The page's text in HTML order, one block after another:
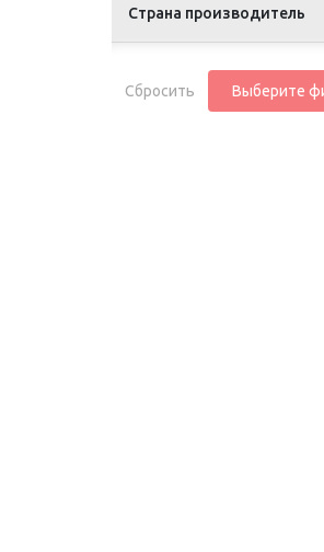
Страна производитель
Сбросить Выберите